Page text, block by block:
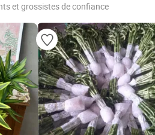
et grossistes de confiance